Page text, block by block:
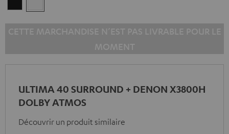
ULTIMA 40 SURROUND + DENON X3800H
DOLBY ATMOS
Découvrir un produit similaire